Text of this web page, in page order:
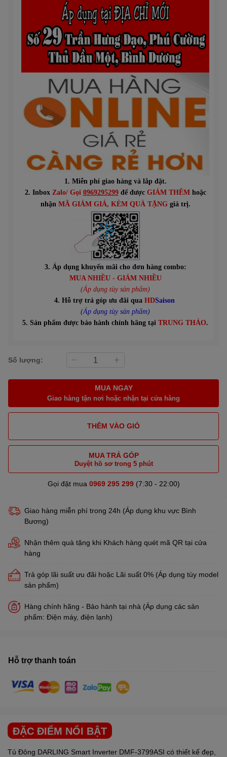
1. Miễn phí giao hàng và lắp đặt.
2. Inbox Zalo/ Gọi 0969295299để được GIẢM THÊMhoặc
nhận MÃ GIẢM GIÁ, KÈM QUÀ TẶNGgiá trị.
3. Áp dụng khuyến mãi cho đơn hàng combo:
MUA NHIỀU - GIẢM NHIỀU
(Áp dụng tùy sản phẩm)
4. Hỗ trợ trả góp ưu đãi qua HDSaison
(Áp dụng tùy sản phẩm)
5. Sản phẩm được bảo hành chính hãng tại TRUNG THẢO.
Số lượng:
MUA NGAY
Giao hàng tận nơi hoặc nhận tại cửa hàng
THÊM VÀO GIỎ
MUA TRẢ GÓP
Duyệt hồ sơ trong 5 phút
Gọi đặt mua 0969 295 299(7:30 - 22:00)
Giao hàng miễn phí trong 24h (Áp dụng khu vực Bình
Bương)
Nhận thêm quà tặng khi Khách hàng quét mã QR tại cửa
hàng
Trả góp lãi suất ưu đãi hoặc Lãi suất 0% (Áp dụng tùy model
sản phẩm)
Hàng chính hãng - Bảo hành tại nhà (Áp dụng các sản
phẩm: Điện máy, điện lạnh)
Hỗ trợ thanh toán
ĐẶC ĐIỂM NỔI BẬT
Tủ Đông DARLING Smart Inverter DMF-3799ASI có thiết kế đẹp,